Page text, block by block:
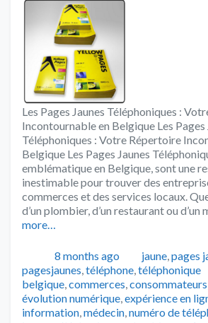
Les Pages Jaunes Téléphoniques :
Incontournable en Belgique Les Pages
Téléphoniques : Votre Répertoire
Belgique Les Pages Jaunes
emblématique en Belgique, sont une
inestimable pour trouver des
commerces et des services locaux.
d’un plombier, d’un restaurant ou d’un
more…
Publié
8 months ago Catégories
jaune,pages
pagesjaunes,téléphone,téléphonique
belgique,commerces,consommateurs
évolution numérique,expérience en
information,médecin,numéro de